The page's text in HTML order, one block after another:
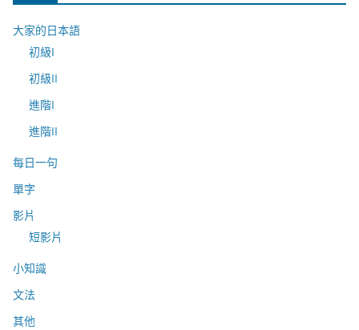
大家的日本語
初級I
初級II
進階I
進階II
每日一句
單字
影片
短影片
小知識
文法
其他